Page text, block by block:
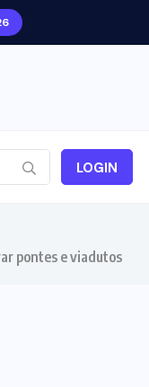
LOGIN
pontes e viadutos